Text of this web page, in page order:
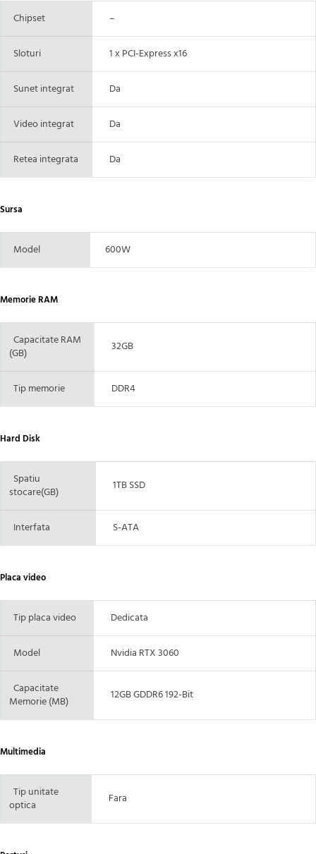
Chipset –
Sloturi 1 x PCI-Express x16
Sunet integrat Da
Video integrat Da
Retea integrata Da
Sursa
Model 600W
Memorie RAM
Capacitate RAM
(GB)
32GB
Tip memorie DDR4
Hard Disk
Spatiu
stocare(GB)
1TB SSD
Interfata S-ATA
Placa video
Tip placa video Dedicata
Model Nvidia RTX 3060
Capacitate
Memorie (MB)
12GB GDDR6 192-Bit
Multimedia
Tip unitate
optica
Fara